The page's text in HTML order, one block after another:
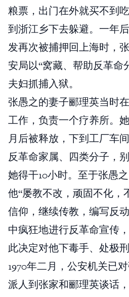
粮票，出门在外就买不到
到浙江乡下去躲避。一年
发再次被捕押回上海时，
安局以“窝藏、帮助反革命
夫妇抓捕入狱。
张愚之的妻子郦理英当时
工作，负责一个疗养所。
月后被释放，下到工厂车
反革命家属、四类分子，
她得干10小时。至于张愚
他“屡教不改，顽固不化，
信仰，继续传教，编写反
中疯狂地进行反革命宣传
此决定对他下毒手、处极刑
1970年二月，公安机关已
派人到张家和郦理英谈话